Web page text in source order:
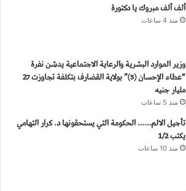
ألف ألف مبروك يا دكتورة
منذ 4 ساعات
وزير الموارد البشرية والرعاية الاجتماعية يدشن نفرة
“عطاء الإحسان (5)” بولاية القضارف بتكلفة تجاوزت 27
مليار جنيه
منذ 5 ساعات
تأجيل الالم…… الحكومة التي يستحقونها د. كرار التهامي
يكتب 1/2
منذ 10 ساعات